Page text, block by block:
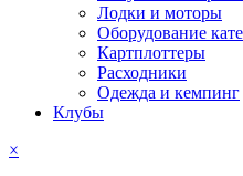
Лодки и моторы
Оборудование
Картплоттеры
Расходники
Одежда и кемпинг
Клубы
×